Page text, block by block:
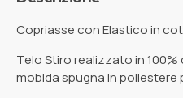
Copriasse con Elastico in
Telo Stiro realizzato in
mobida spugna in poliestere